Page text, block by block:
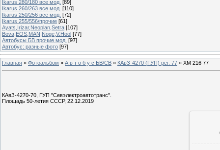
Ikarus 280/180 все мод. [89]
Ikarus 260/263 все мод. [110]
Ikarus 250/256 все мод. [72]
Ikarus 255/556/прочие [61]
Ayats,Irizar,Neoplan,Setra [107]
Bova,EOS,MAN,Noge,V.Hool [77]
Автобусы БВ прочие мод. [97]
Автобус: разные фото [97]
Главная » Фотоальбом » А в т о б у с БВ/СВ » КАвЗ-4270 (ГУП) рег. 77 » ХМ 216 77
КАвЗ-4270-70, ГУП "Севэлектроавтотранс".
Площадь 50-летия СССР, 22.12.2019